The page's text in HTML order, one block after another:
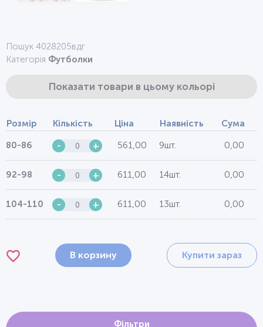
Пошук 4028205вдг
Категорія Футболки
Показати товари в цьому кольорі
Розмір Кількість Ціна Наявність Сума
80-86 - + 561,00 9шт. 0,00
92-98 - + 611,00 14шт. 0,00
104-110 - + 611,00 13шт. 0,00
В корзину Купити зараз
Фільтри